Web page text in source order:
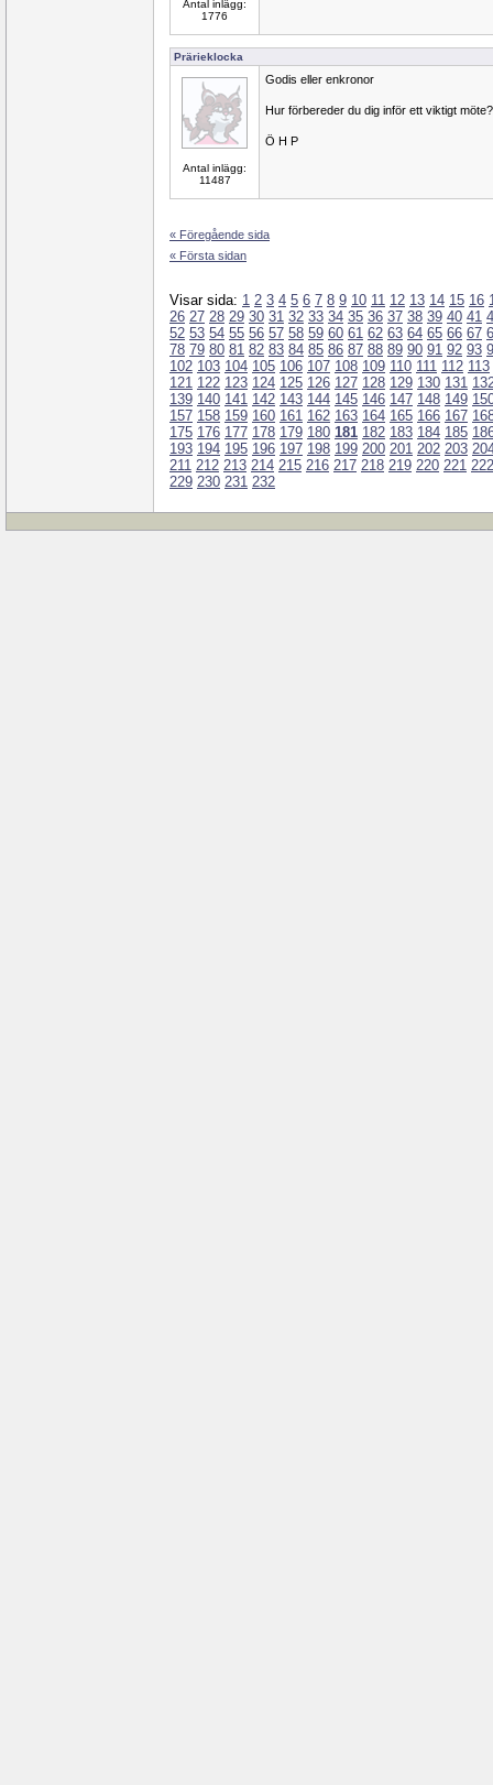
Antal inlägg:
1776
Prärieklocka
Antal inlägg:
11487
Godis eller enkronor
Hur förbereder du dig inför ett viktigt möte?
Ö H P
« Föregående sida
« Första sidan
Visar sida: 1 2 3 4 5 6 7 8 9 10 11 12 13 14 15 16
26 27 28 29 30 31 32 33 34 35 36 37 38 39 40 41
52 53 54 55 56 57 58 59 60 61 62 63 64 65 66 67
78 79 80 81 82 83 84 85 86 87 88 89 90 91 92 93
102 103 104 105 106 107 108 109 110 111 112 113
121 122 123 124 125 126 127 128 129 130 131
139 140 141 142 143 144 145 146 147 148 149
157 158 159 160 161 162 163 164 165 166 167
175 176 177 178 179 180 181 182 183 184 185
193 194 195 196 197 198 199 200 201 202 203
211 212 213 214 215 216 217 218 219 220 221 222
229 230 231 232